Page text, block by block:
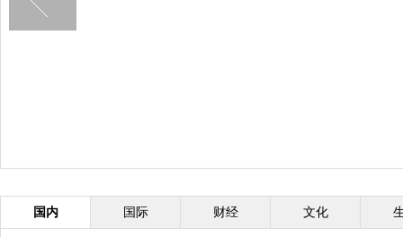
国内 国际 财经 文化